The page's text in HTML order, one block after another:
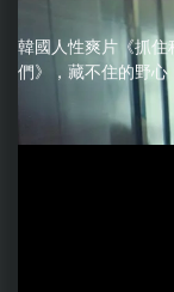
韓國人性爽片《抓
們》，藏不住的野心